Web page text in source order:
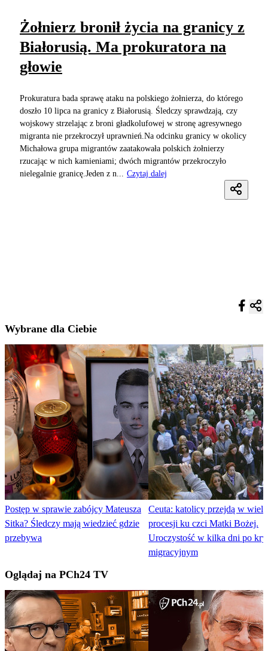
Żołnierz bronił życia na granicy z
Białorusią. Ma prokuratora na
głowie
Prokuratura bada sprawę ataku na polskiego żołnierza, do którego
doszło 10 lipca na granicy z Białorusią. Śledczy sprawdzają, czy
wojskowy strzelając z broni gładkolufowej w stronę agresywnego
migranta nie przekroczył uprawnień.Na odcinku granicy w okolicy
Michałowa grupa migrantów zaatakowała polskich żołnierzy
rzucając w nich kamieniami; dwóch migrantów przekroczyło
nielegalnie granicę.Jeden z n...
Czytaj dalej
Wybrane dla Ciebie
Postęp w sprawie zabójcy Mateusza
Sitka? Śledczy mają wiedzieć gdzie
przebywa
Ceuta: katolicy przejdą w
procesji ku czci Matki Bożej.
Uroczystość w kilka dni po
migracyjnym
Oglądaj na PCh24 TV